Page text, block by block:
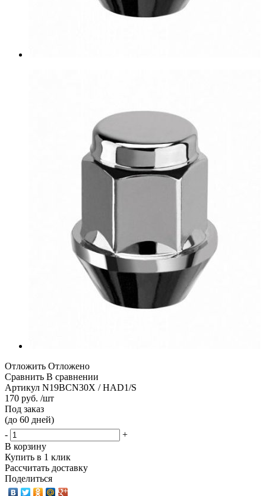
Отложить Отложено
Сравнить В сравнении
Артикул N19BCN30X / HAD1/S
170 руб. /шт
Под заказ
(до 60 дней)
-
+
В корзину
Купить в 1 клик
Рассчитать доставку
Поделиться